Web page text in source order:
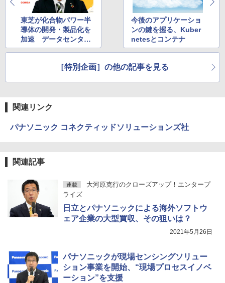
東芝が化合物パワー半
導体の開発・製品化を
加速 データセンター
や社会インフラでの活
今後のアプリケーショ
ンの鍵を握る、Kuber
netesとコンテナ
［特別企画］の他の記事を見る
関連リンク
パナソニック コネクティッドソリューションズ社
関連記事
連載
大河原克行のクローズアップ！エンタープ
ライズ
日立とパナソニックによる海外ソフトウ
ェア企業の大型買収、その狙いは？
2021年5月26日
パナソニックが現場センシングソリュー
ション事業を開始、“現場プロセスイノベ
ーション”を支援